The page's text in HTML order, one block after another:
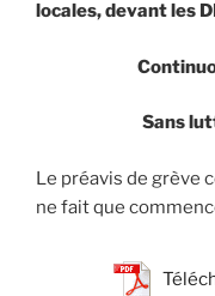
locales, devant les
Sans
Le préavis de grève
ne fait que